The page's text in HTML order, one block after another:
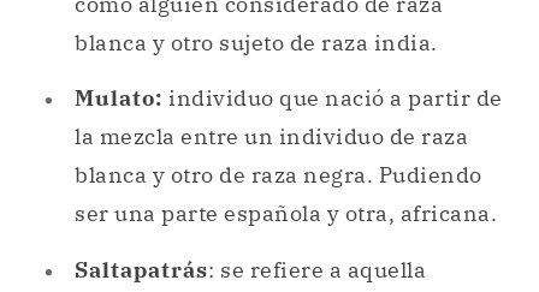
blanca y otro sujeto de raza india.
Mulato: individuo que nació a partir de
la mezcla entre un individuo de raza
blanca y otro de raza negra. Pudiendo
ser una parte española y otra, africana.
Saltapatrás: se refiere a aquella